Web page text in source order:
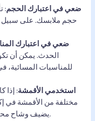
ضعي في اعتبارك الحجم:
حجم ملابسك. على سبيل
ضعي في اعتبارك
الحدث. يمكن أن
للمناسبات المسائية،
استخدمي الأقمشة: إذا
مختلفة من الأقمشة في
يضيف وشاح محبوك سميك أو حزام معدني جاذبية بصرية.